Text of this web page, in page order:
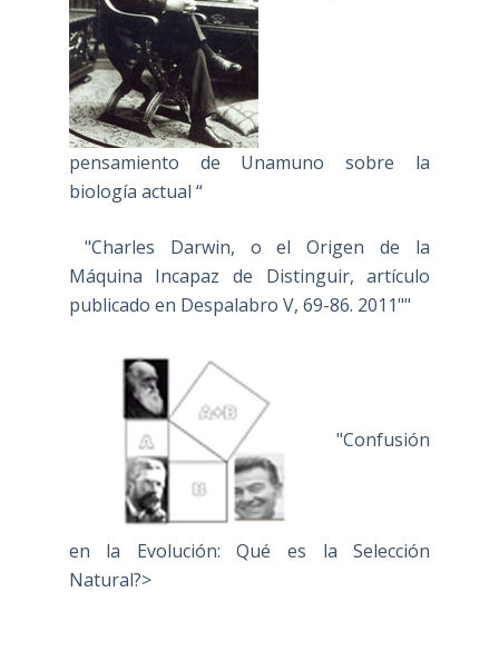
pensamiento de Unamuno sobre la
biología actual “
"Charles Darwin, o el Origen de la
Máquina Incapaz de Distinguir, artículo
publicado en Despalabro V, 69-86. 2011""
"Confusión
en la Evolución: Qué es la Selección
Natural?>